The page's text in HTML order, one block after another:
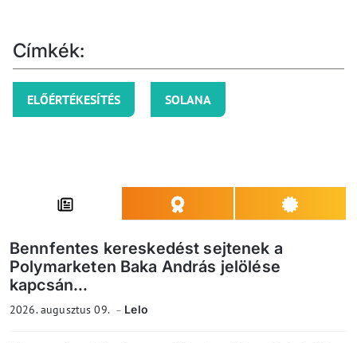
Címkék:
ELŐÉRTÉKESÍTÉS SOLANA
Bennfentes kereskedést sejtenek a
Polymarketen Baka András jelölése
kapcsán...
2026. augusztus 09. Lelo